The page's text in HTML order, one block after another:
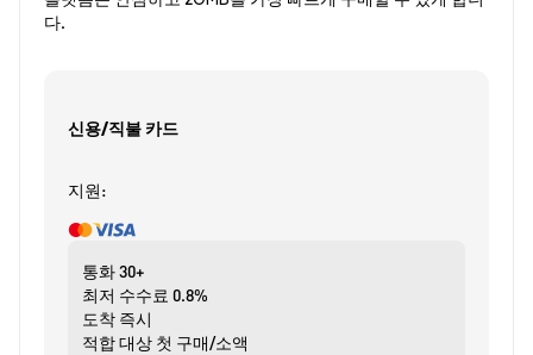
다.
신용/직불 카드
지원:
통화30+
최저 수수료 0.8%
도착 즉시
적합 대상 첫 구매/소액